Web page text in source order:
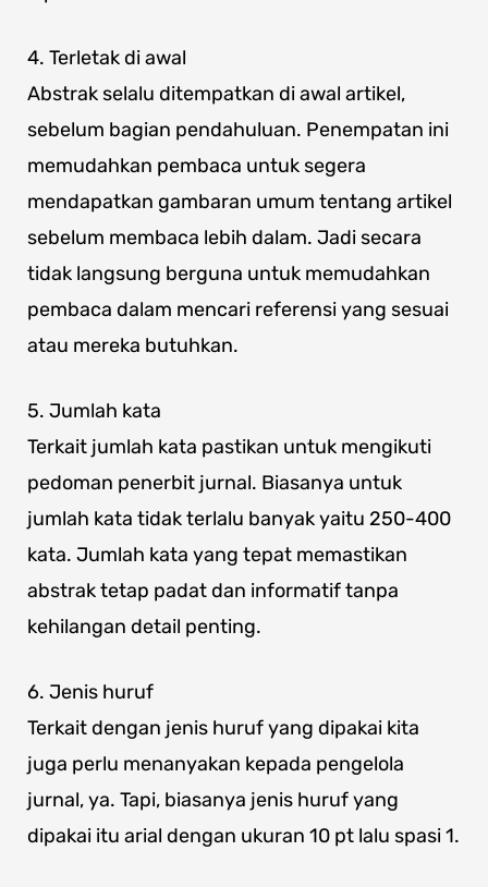
4. Terletak di awal
Abstrak selalu ditempatkan di awal artikel,
sebelum bagian pendahuluan. Penempatan ini
memudahkan pembaca untuk segera
mendapatkan gambaran umum tentang artikel
sebelum membaca lebih dalam. Jadi secara
tidak langsung berguna untuk memudahkan
pembaca dalam mencari referensi yang sesuai
atau mereka butuhkan.
5. Jumlah kata
Terkait jumlah kata pastikan untuk mengikuti
pedoman penerbit jurnal. Biasanya untuk
jumlah kata tidak terlalu banyak yaitu 250-400
kata. Jumlah kata yang tepat memastikan
abstrak tetap padat dan informatif tanpa
kehilangan detail penting.
6. Jenis huruf
Terkait dengan jenis huruf yang dipakai kita
juga perlu menanyakan kepada pengelola
jurnal, ya. Tapi, biasanya jenis huruf yang
dipakai itu arial dengan ukuran 10 pt lalu spasi 1.